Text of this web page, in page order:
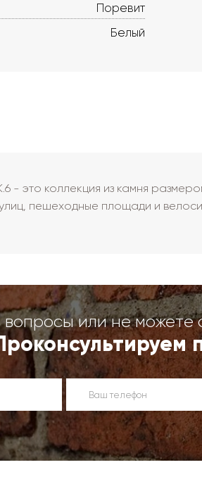
Поревит
Белый
- это коллекция из камня
пешеходные площади и
или не можете